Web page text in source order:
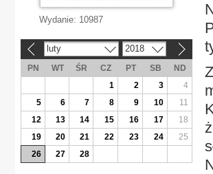
Wydanie: 10987
luty 2018
PN WT ŚR CZ PT SB
ND
1
2 3
4
5
6 7 8 9 10
11
12
13 14 15 16 17
18
19
20 21 22 23 24
25
26
27 28